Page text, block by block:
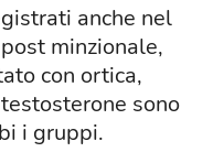
anche nel
minzionale,
con ortica,
sono
i gruppi.